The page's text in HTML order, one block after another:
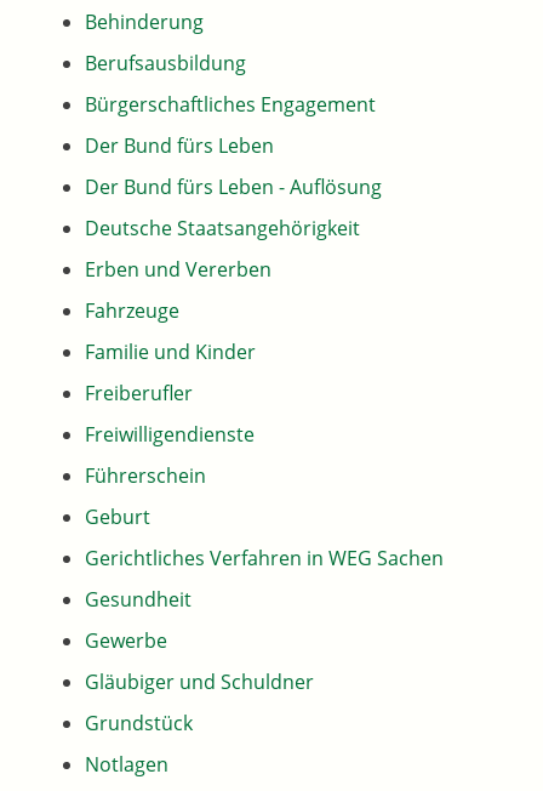
Behinderung
Berufsausbildung
Bürgerschaftliches Engagement
Der Bund fürs Leben
Der Bund fürs Leben - Auflösung
Deutsche Staatsangehörigkeit
Erben und Vererben
Fahrzeuge
Familie und Kinder
Freiberufler
Freiwilligendienste
Führerschein
Geburt
Gerichtliches Verfahren in WEG Sachen
Gesundheit
Gewerbe
Gläubiger und Schuldner
Grundstück
Notlagen